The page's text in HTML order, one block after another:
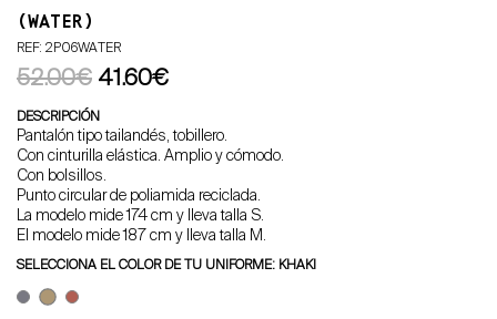
(WATER)
REF: 2P06WATER
52.00€ 41.60€
DESCRIPCIÓN
Pantalón tipo tailandés, tobillero.
Con cinturilla elástica. Amplio y cómodo.
Con bolsillos.
Punto circular de poliamida reciclada.
La modelo mide 174 cm y lleva talla S.
El modelo mide 187 cm y lleva talla M.
SELECCIONA EL COLOR DE TU UNIFORME: KHAKI